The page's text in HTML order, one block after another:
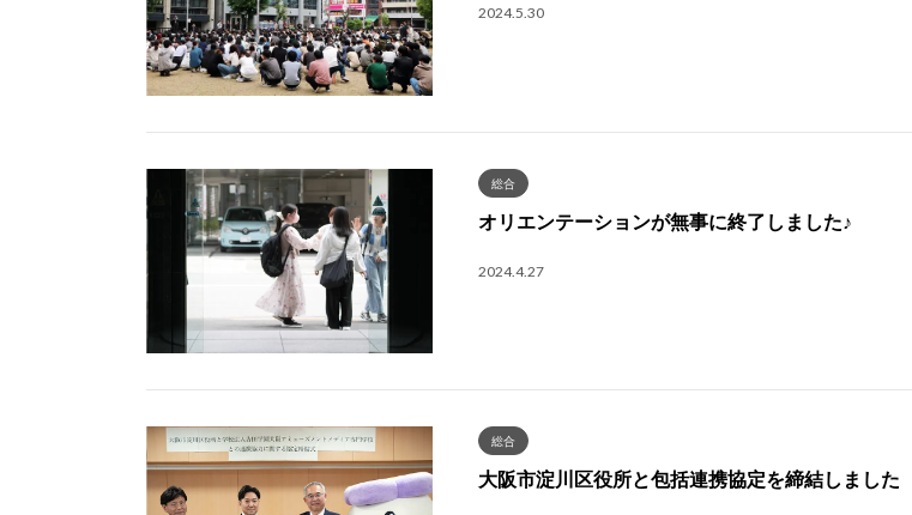
2024.5.30
総合
オリエンテーションが無事に終了しました♪
2024.4.27
総合
大阪市淀川区役所と包括連携協定を締結しました